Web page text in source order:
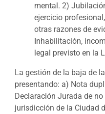
mental. 2)
ejercicio
otras razones de
Inhabilitación,
legal previsto en la
La gestión de la baja de
presentando: a) Nota
Declaración Jurada de
jurisdicción de la Ciudad